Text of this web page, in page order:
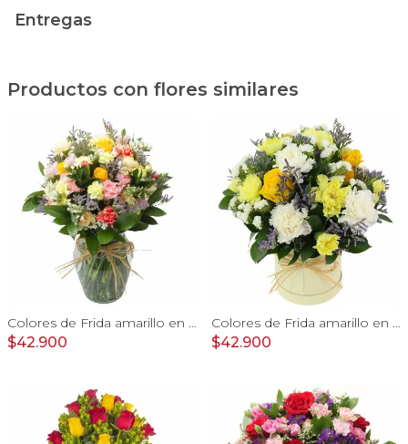
Entregas
Productos con flores similares
Colores de Frida amarillo en florero - Ánfora con rosas, claveles, estate y limonium
$42.900
Colores de Frida amarillo en sombrerero - Arreglo floral con rosas, claveles, estate y limonium
$42.900